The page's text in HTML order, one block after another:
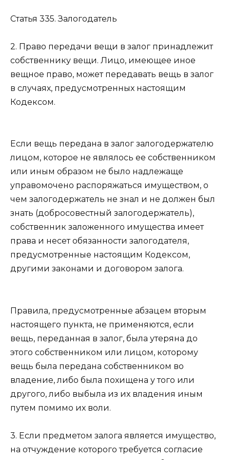
Статья 335. Залогодатель
2. Право передачи вещи в залог принадлежит
собственнику вещи. Лицо, имеющее иное
вещное право, может передавать вещь в залог
в случаях, предусмотренных настоящим
Кодексом.
Если вещь передана в залог залогодержателю
лицом, которое не являлось ее собственником
или иным образом не было надлежаще
управомочено распоряжаться имуществом, о
чем залогодержатель не знал и не должен был
знать (добросовестный залогодержатель),
собственник заложенного имущества имеет
права и несет обязанности залогодателя,
предусмотренные настоящим Кодексом,
другими законами и договором залога.
Правила, предусмотренные абзацем вторым
настоящего пункта, не применяются, если
вещь, переданная в залог, была утеряна до
этого собственником или лицом, которому
вещь была передана собственником во
владение, либо была похищена у того или
другого, либо выбыла из их владения иным
путем помимо их воли.
3. Если предметом залога является имущество,
на отчуждение которого требуется согласие